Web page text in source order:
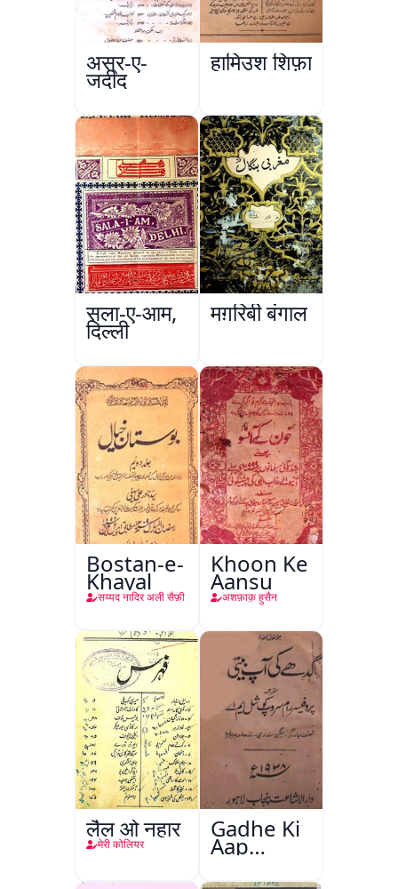
अस्र-ए-
जदीद
हामिउश शिफ़ा
सला-ए-आम,
दिल्ली
मग़रिबी बंगाल
Bostan-e-
Khayal
सय्यद नादिर अली सैफ़ी
Khoon Ke
Aansu
अशफ़ाक़ हुसैन
लैल ओ नहार
मेरी कोलियर
Gadhe Ki
Aap
Beetee